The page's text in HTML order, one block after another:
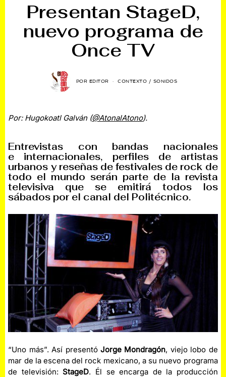
Presentan StageD,
nuevo programa de
Once TV
POR EDITOR CONTEXTO / SONIDOS
Por: Hugokoatl Galván (@AtonalAtono).
Entrevistas con bandas nacionales
e internacionales, perfiles de artistas
urbanos y reseñas de festivales de rock de
todo el mundo serán parte de la revista
televisiva que se emitirá todos los
sábados por el canal del Politécnico.
“Uno más”. Así presentó Jorge Mondragón, viejo lobo de
mar de la escena del rock mexicano, a su nuevo programa
de televisión: StageD. Él se encarga de la producción